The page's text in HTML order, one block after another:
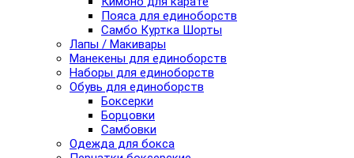
Пояса для единоборств
Самбо Куртка Шорты
Лапы / Макивары
Манекены для единоборств
Наборы для единоборств
Обувь для единоборств
Боксерки
Борцовки
Самбовки
Одежда для бокса